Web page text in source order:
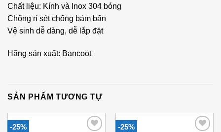
Chất liệu: Kính và Inox 304 bóng
Chống rỉ sét chống bám bẩn
Vệ sinh dễ dàng, dễ lắp đặt
Hãng sản xuất: Bancoot
SẢN PHẨM TƯƠNG TỰ
-25% -25%